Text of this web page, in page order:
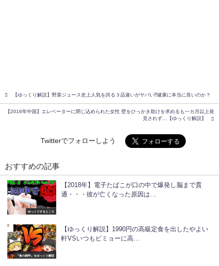
【ゆっくり解説】野菜ジュース史上人気を誇る３品違いがヤバい⁉健康に本当に良いのか？
【2016年中国】エレベーターに閉じ込められた女性 壁をひっかき助けを求めるも一カ月以上発
見されず…【ゆっくり解説】
Twitterでフォローしよう
おすすめの記事
ゆっくりするところ
【2018年】電子たばこが口の中で爆発し脳まで貫
通・・・彼が亡くなった原因は…
『食の雑学』をゆっくり解説
【ゆっくり解説】1990円の高級定食を出したやよい
軒VSいつもビミョーに高…